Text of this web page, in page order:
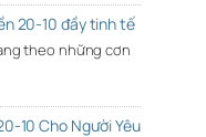
20-10 đầy tinh tế
theo những cơn
10 Cho Người Yêu